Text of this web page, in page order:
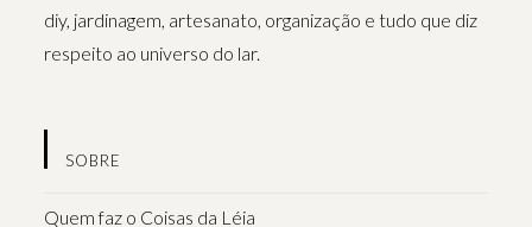
diy, jardinagem, artesanato, organização e tudo que diz
respeito ao universo do lar.
SOBRE
Quem faz o Coisas da Léia